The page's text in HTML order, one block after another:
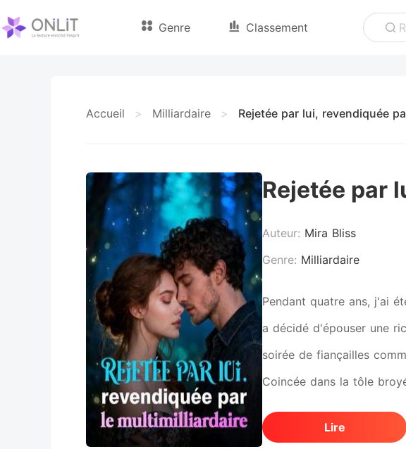
Genre Classement
Accueil > Milliardaire > Rejetée par lui, revendiquée
Rejetée par
Auteur: Mira Bliss
Genre: Milliardaire
Pendant quatre ans, j'ai
a décidé d'épouser une
soirée de fiançailles
Coincée dans la tôle
ces tactiques
raccrocher. Lors de la
Lire